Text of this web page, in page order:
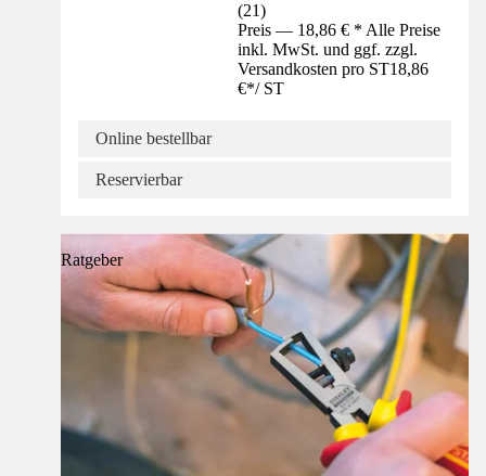
(21)
Preis — 18,86 € * Alle Preise
inkl. MwSt. und ggf. zzgl.
Versandkosten pro ST18,86
€*/ ST
Online bestellbar
Reservierbar
Ratgeber